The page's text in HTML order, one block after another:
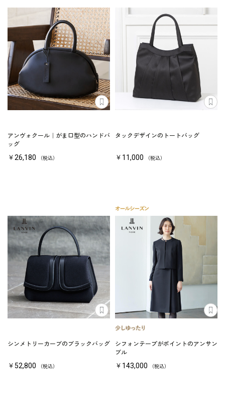
アンヴォクール｜がま口型のハンドバ
ッグ
￥26,180 （税込）
タックデザインのトートバッグ
￥11,000 （税込）
シンメトリーカーブのブラックバッグ
￥52,800 （税込）
シフォンテープがポイントのアンサン
ブル
￥143,000 （税込）